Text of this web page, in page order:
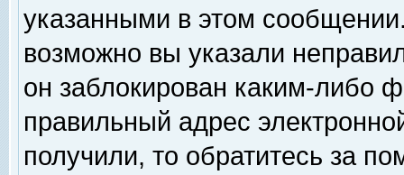
указанными в этом
возможно вы указали
он заблокирован каким-либо
правильный адрес
получили, то обратитесь за